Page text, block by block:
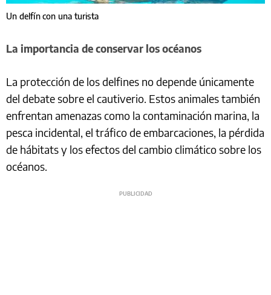
Un delfín con una turista
La importancia de conservar los océanos
La protección de los delfines no depende únicamente
del debate sobre el cautiverio. Estos animales también
enfrentan amenazas como la contaminación marina, la
pesca incidental, el tráfico de embarcaciones, la pérdida
de hábitats y los efectos del cambio climático sobre los
océanos.